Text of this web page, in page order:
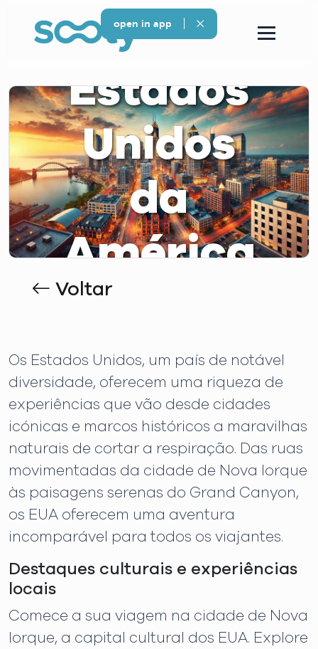
Estados
Unidos
da
América
Voltar
Os Estados Unidos, um país de notável
diversidade, oferecem uma riqueza de
experiências que vão desde cidades
icónicas e marcos históricos a maravilhas
naturais de cortar a respiração. Das ruas
movimentadas da cidade de Nova Iorque
às paisagens serenas do Grand Canyon,
os EUA oferecem uma aventura
incomparável para todos os viajantes.
Destaques culturais e experiências
locais
Comece a sua viagem na cidade de Nova
Iorque, a capital cultural dos EUA. Explore
open in app